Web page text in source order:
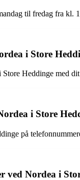
til fredag fra kl.
i Store
Heddinge med
i Store
på
ved Nordea i